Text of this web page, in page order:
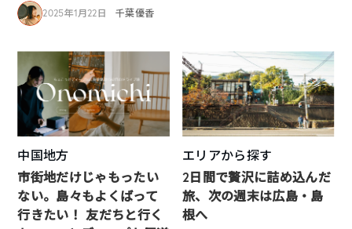
2025年1月22日 千葉優香
中国地方
市街地だけじゃもったい
ない。島々もよくばって
行きたい！ 友だちと行く
エリアから探す
2日間で贅沢に詰め込んだ
旅、次の週末は広島・島
根へ